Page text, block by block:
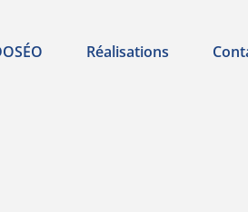
Réalisations